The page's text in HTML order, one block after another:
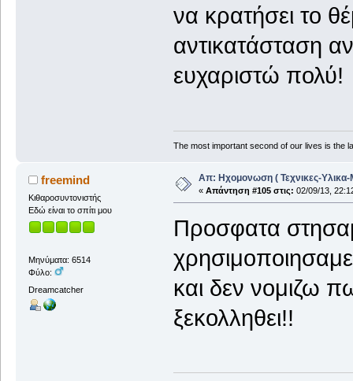
να κρατήσει το
αντικατάσταση
ευχαριστώ πολύ!
The most important second of our lives is the
freemind
Κιθαροσυντονιστής
Εδώ είναι το σπίτι μου
Μηνύματα: 6514
Φύλο:
Dreamcatcher
Απ: Ηχομονωση ( Τεχνικες-Υλικα-
« Απάντηση #105 στις: 02/09/13,
Προσφατα
και δεν νομιζω
ξεκολληθει!!